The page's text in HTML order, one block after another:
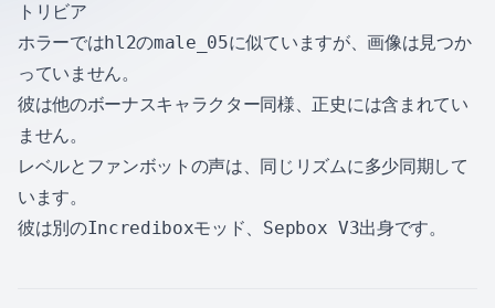
トリビア
ホラーではhl2のmale_05に似ていますが、画像は見つか
っていません。
彼は他のボーナスキャラクター同様、正史には含まれてい
ません。
レベルとファンボットの声は、同じリズムに多少同期して
います。
彼は別のIncrediboxモッド、Sepbox V3出身です。